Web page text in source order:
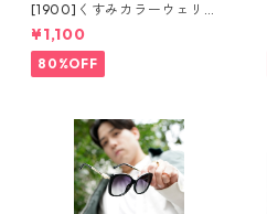
[1900]くすみカラーウェリン
トンサングラス（2colors）**
SinSin*
¥1,100
80%OFF